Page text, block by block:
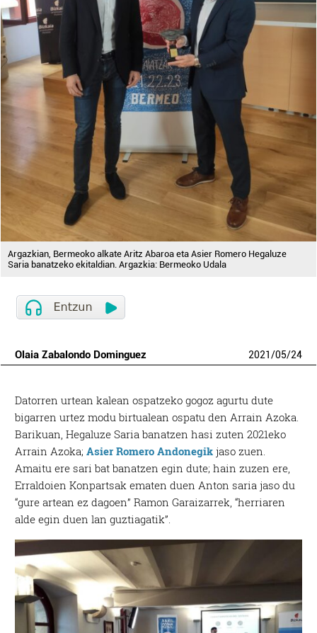
Argazkian, Bermeoko alkate Aritz Abaroa eta Asier Romero Hegaluze
Saria banatzeko ekitaldian. Argazkia: Bermeoko Udala
Olaia Zabalondo Dominguez 2021/05/24
Datorren urtean kalean ospatzeko gogoz agurtu dute
bigarren urtez modu birtualean ospatu den Arrain Azoka.
Barikuan, Hegaluze Saria banatzen hasi zuten 2021eko
Arrain Azoka;Asier Romero Andonegik jaso zuen.
Amaitu ere sari bat banatzen egin dute; hain zuzen ere,
Erraldoien Konpartsak ematen duen Anton saria jaso du
“gure artean ez dagoen” Ramon Garaizarrek, “herriaren
alde egin duen lan guztiagatik”.